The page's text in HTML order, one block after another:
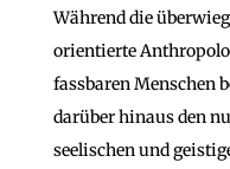
Während die
orientierte
fassbaren Menschen
darüber hinaus den
seelischen und